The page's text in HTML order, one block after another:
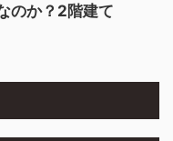
のか？2階建て